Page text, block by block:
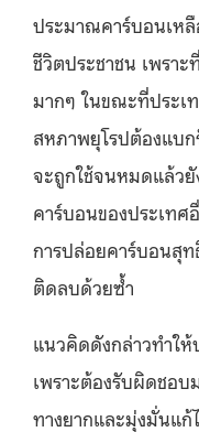
ประมาณคาร์บอนเห
ชีวิตประชาชน เพรา
มากๆ ในขณะที่ประเ
สหภาพยุโรปต้องแบ
จะถูกใช้จนหมดแล้วยั
คาร์บอนของประเทศ
การปล่อยคาร์บอนสุ
ติดลบด้วยซ้ำ
แนวคิดดังกล่าวทำใ
เพราะต้องรับผิดชอบ
ทางยากและมุ่งมั่นแ